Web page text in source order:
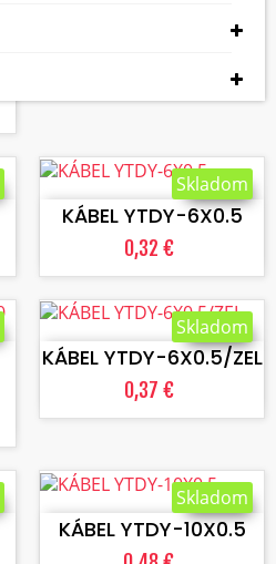
VLOŽIŤ DO KOŠÍKA
KÁBEL YTDY-6X0.5
0,32 €
Skladom
VLOŽIŤ DO KOŠÍKA
KÁBEL YTDY-6X0.5/ZEL
0,37 €
Skladom
VLOŽIŤ DO KOŠÍKA
KÁBEL YTDY-10X0.5
Skladom